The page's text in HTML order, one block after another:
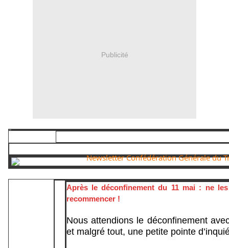
Publicité
Après le déconfinement du 11 mai : ne
recommencer !
Nous attendions le déconfinement
etmalgré tout, une petite pointe